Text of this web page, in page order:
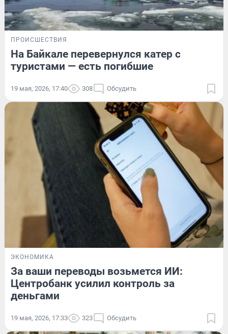
ПРОИСШЕСТВИЯ
На Байкале перевернулся катер с
туристами — есть погибшие
19 мая, 2026, 17:40 308 Обсудить
ЭКОНОМИКА
За ваши переводы возьмется ИИ:
Центробанк усилил контроль за
деньгами
19 мая, 2026, 17:33 323 Обсудить